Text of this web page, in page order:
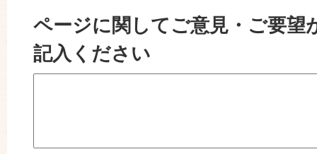
ページに関してご意見・ご要望
記入ください